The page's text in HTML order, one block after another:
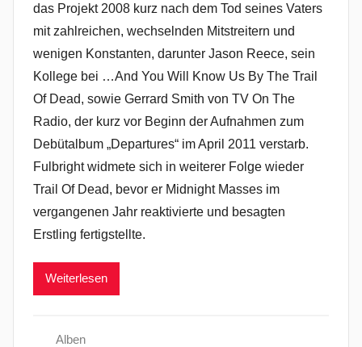
das Projekt 2008 kurz nach dem Tod seines Vaters
mit zahlreichen, wechselnden Mitstreitern und
wenigen Konstanten, darunter Jason Reece, sein
Kollege bei …And You Will Know Us By The Trail
Of Dead, sowie Gerrard Smith von TV On The
Radio, der kurz vor Beginn der Aufnahmen zum
Debütalbum „Departures“ im April 2011 verstarb.
Fulbright widmete sich in weiterer Folge wieder
Trail Of Dead, bevor er Midnight Masses im
vergangenen Jahr reaktivierte und besagten
Erstling fertigstellte.
Weiterlesen
Alben